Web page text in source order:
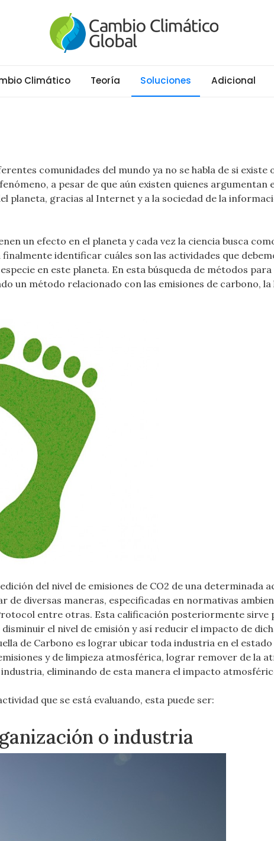
Climático Teoría Soluciones Adicional
comunidades del mundo ya no se habla de si existe
a pesar de que aún existen quienes argumentan
planeta, gracias al Internet y a la sociedad de la
un efecto en el planeta y cada vez la ciencia busca
identificar cuáles son las actividades que
en este planeta. En esta búsqueda de métodos
un método relacionado con las emisiones de carbono, la
del nivel de emisiones de CO2 de una determinada
de diversas maneras, especificadas en normativas
entre otras. Esta calificación posteriormente sirve
el nivel de emisión y así reducir el impacto de
de Carbono es lograr ubicar toda industria en el estado
y de limpieza atmosférica, lograr remover de la
eliminando de esta manera el impacto
que se está evaluando, esta puede ser:
o industria